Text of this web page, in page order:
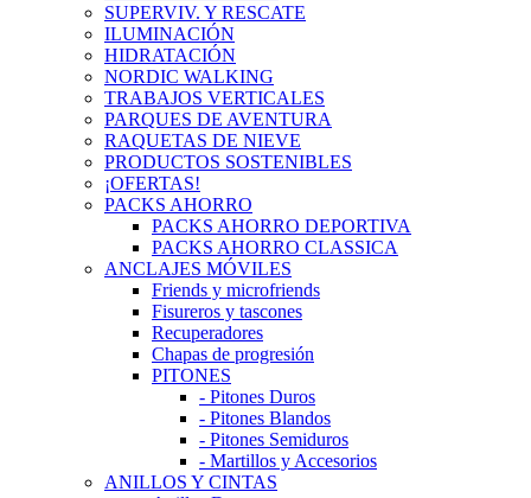
SUPERVIV. Y RESCATE
ILUMINACIÓN
HIDRATACIÓN
NORDIC WALKING
TRABAJOS VERTICALES
PARQUES DE AVENTURA
RAQUETAS DE NIEVE
PRODUCTOS SOSTENIBLES
¡OFERTAS!
PACKS AHORRO
PACKS AHORRO DEPORTIVA
PACKS AHORRO CLASSICA
ANCLAJES MÓVILES
Friends y microfriends
Fisureros y tascones
Recuperadores
Chapas de progresión
PITONES
- Pitones Duros
- Pitones Blandos
- Pitones Semiduros
- Martillos y Accesorios
ANILLOS Y CINTAS